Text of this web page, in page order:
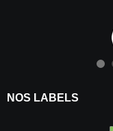
NOS LABELS